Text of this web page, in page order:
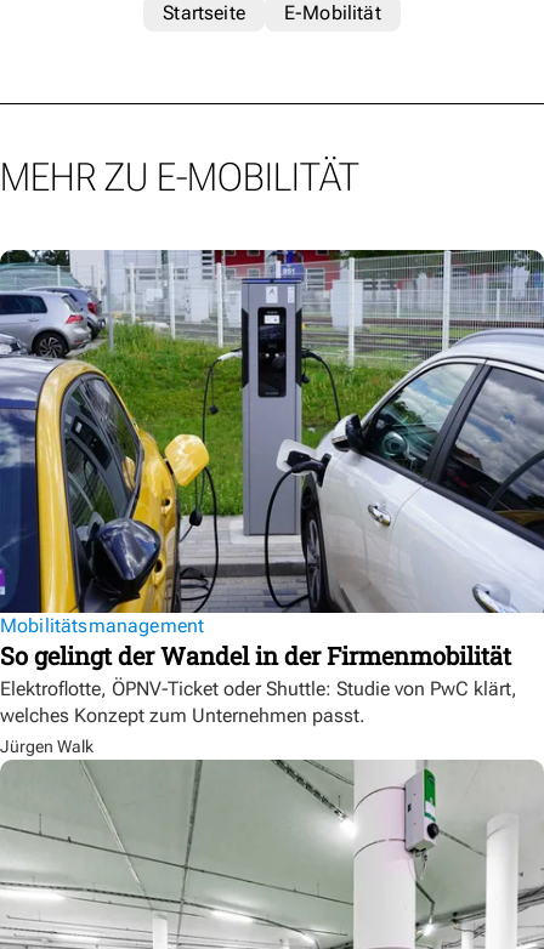
Startseite
E-Mobilität
MEHR ZU E-MOBILITÄT
Mobilitätsmanagement
So gelingt der Wandel in der Firmenmobilität
Elektroflotte, ÖPNV-Ticket oder Shuttle: Studie von PwC klärt,
welches Konzept zum Unternehmen passt.
Jürgen Walk